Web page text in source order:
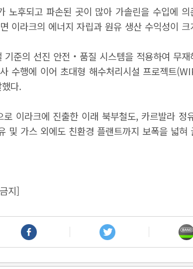
노후되고 파손된 곳이 많아 가솔린을 수입에
이라크의 에너지 자립과 원유 생산 수익성이
준의 선진 안전‧품질 시스템을 적용하여 무
수행에 이어 초대형 해수처리시설 프로젝트
다.
이라크에 진출한 이래 북부철도, 카르발라
및 가스 외에도 친환경 플랜트까지 보폭을 넓
지]